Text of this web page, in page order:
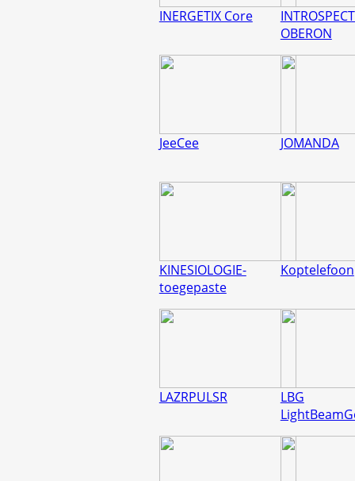
INERGETIX Core
OBERON
JeeCee JOMANDA
KINESIOLOGIE-
toegepaste
Koptelefoon
LAZRPULSR
LBG